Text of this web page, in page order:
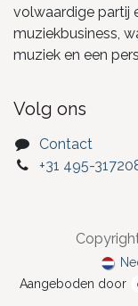
volwaardige partij
muziekbusiness,
muziek en een
Volg ons
Contact
+31 495-
Aangeboden door